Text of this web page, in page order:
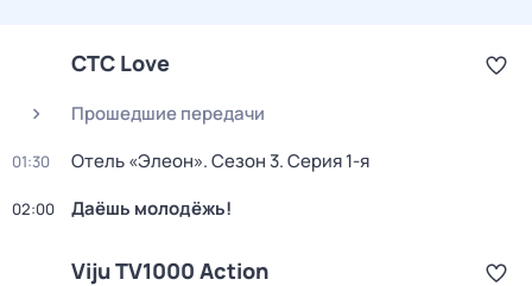
СТС Love
Прошедшие передачи
01:30 Отель «Элеон». Сезон 3. Серия 1-я
02:00 Даёшь молодёжь!
Viju TV1000 Action